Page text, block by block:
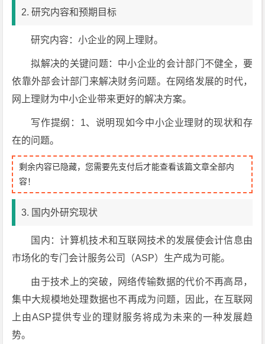
2. 研究内容和预期目标
研究内容：小企业的网上理财。
拟解决的关键问题：中小企业的会计部门不健全，要
依靠外部会计部门来解决财务问题。在网络发展的时代，
网上理财为中小企业带来更好的解决方案。
写作提纲：1、说明现如今中小企业理财的现状和存
在的问题。
剩余内容已隐藏，您需要先支付后才能查看该篇文章全部内
容！
3. 国内外研究现状
国内：计算机技术和互联网技术的发展使会计信息由
市场化的专门会计服务公司（ASP）生产成为可能。
由于技术上的突破，网络传输数据的代价不再高昂，
集中大规模地处理数据也不再成为问题，因此，在互联网
上由ASP提供专业的理财服务将成为未来的一种发展趋
势。